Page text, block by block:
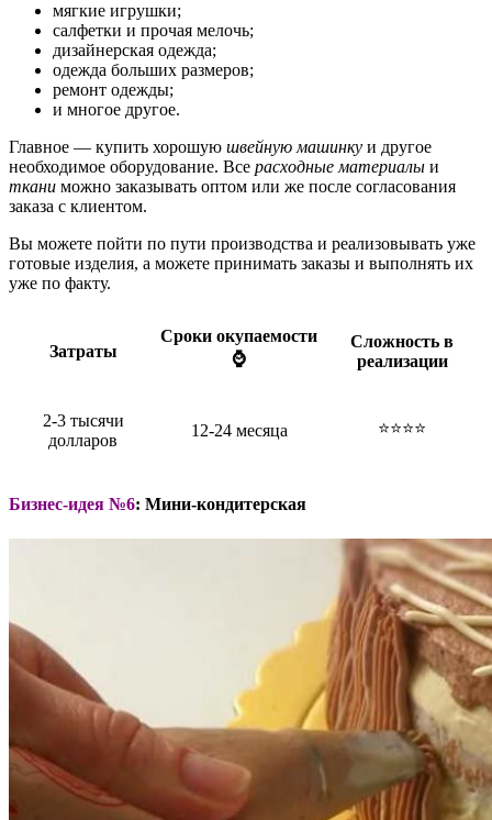
мягкие игрушки;
салфетки и прочая мелочь;
дизайнерская одежда;
одежда больших размеров;
ремонт одежды;
и многое другое.
Главное — купить хорошую швейную машинку и другое
необходимое оборудование. Все расходные материалы и
ткани можно заказывать оптом или же после согласования
заказа с клиентом.
Вы можете пойти по пути производства и реализовывать уже
готовые изделия, а можете принимать заказы и выполнять их
уже по факту.
Затраты
Сроки окупаемости
⌚
Сложность в
реализации
2-3 тысячи
долларов
12-24 месяца ⭐⭐⭐⭐
Бизнес-идея №6: Мини-кондитерская